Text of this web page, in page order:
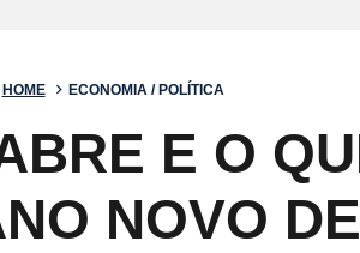
HOME ECONOMIA / POLÍTICA
E O
NOVO